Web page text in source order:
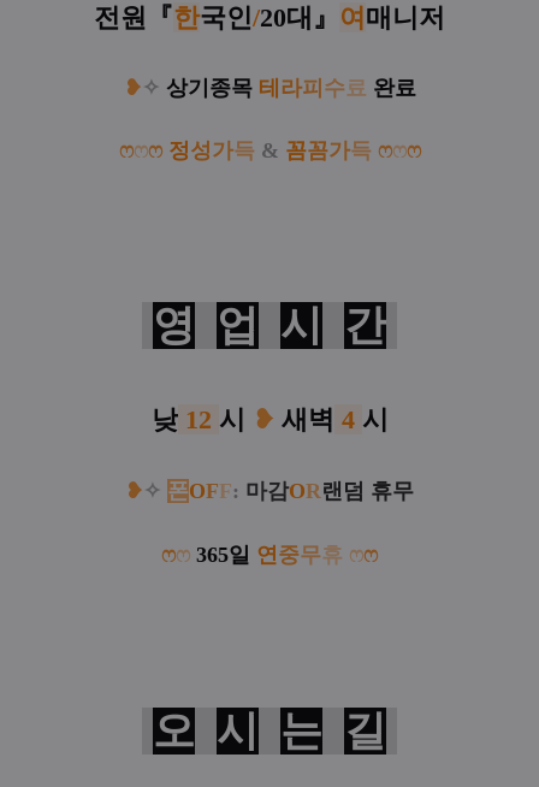
전원 『한국인/20대 』 여 매니저
❥ ✧ 상기종목 테 라피 수료 완료
ෆෆෆ 정성가득 & 꼼꼼가득 ෆෆෆ
영 업 시 간
낮 12 시 ❥ 새벽 4 시
❥ ✧ 폰OFF: 마감OR랜덤 휴무
ෆෆ 365일 연 중무휴 ෆෆ
오 시 는 길